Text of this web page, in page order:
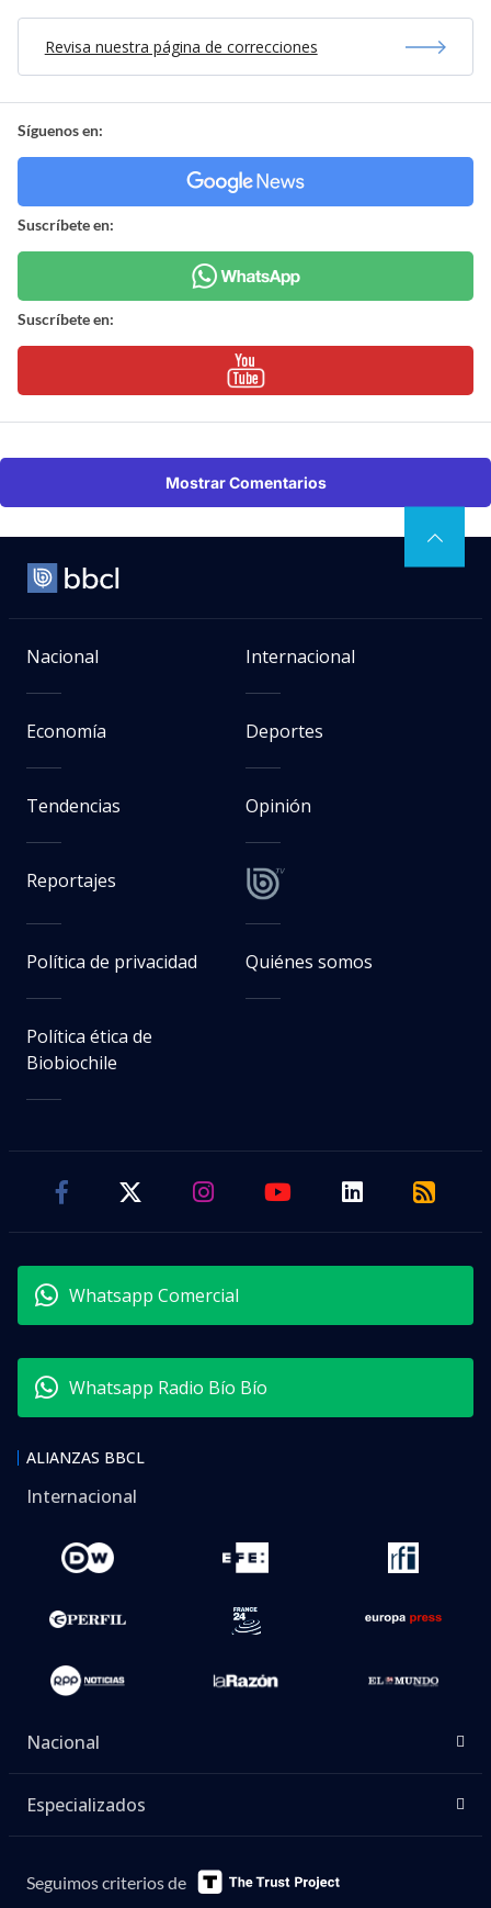
Revisa nuestra página de correcciones
Síguenos en:
Suscríbete en:
Suscríbete en:
Mostrar Comentarios
Nacional Internacional
Economía Deportes
Tendencias Opinión
Reportajes
Política de privacidad Quiénes somos
Política ética de
Biobiochile
Whatsapp Comercial
Whatsapp Radio Bío Bío
ALIANZAS BBCL
Internacional
Nacional
Especializados
Seguimos criterios de